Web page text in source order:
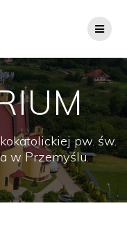
pw. św.
w Przemyślu.